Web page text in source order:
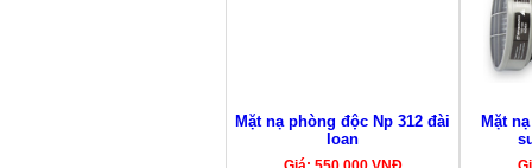
Mặt nạ phòng độc Np 312 đài
loan
Mặt